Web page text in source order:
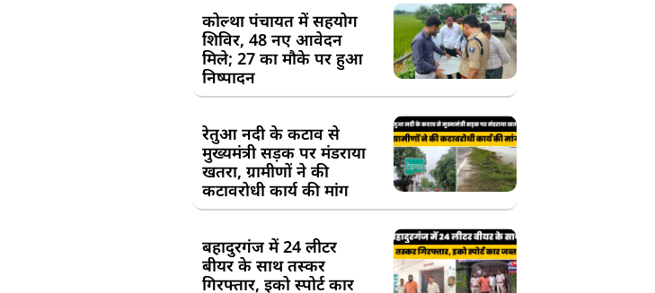
कोल्था पंचायत में सहयोग
शिविर, 48 नए आवेदन
मिले; 27 का मौके पर हुआ
निष्पादन
रेतुआ नदी के कटाव से
मुख्यमंत्री सड़क पर मंडराया
खतरा, ग्रामीणों ने की
कटावरोधी कार्य की मांग
बहादुरगंज में 24 लीटर
बीयर के साथ तस्कर
गिरफ्तार, इको स्पोर्ट कार